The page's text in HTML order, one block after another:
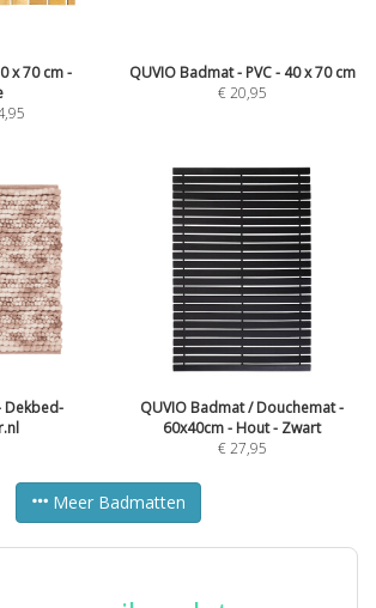
x 70 cm -
QUVIO Badmat - PVC - 40 x 70 cm
€20,95
Dekbed-
QUVIO Badmat / Douchemat -
60x40cm - Hout - Zwart
€27,95
Meer Badmatten